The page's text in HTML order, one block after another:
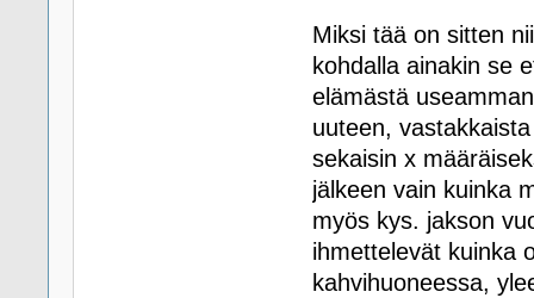
Miksi tää on sitten
kohdalla ainakin se
elämästä
uuteen,
sekaisin x
jälkeen vain kuinka
myös kys. jakson
ihmettelevät kuinka
kahvihuoneessa,